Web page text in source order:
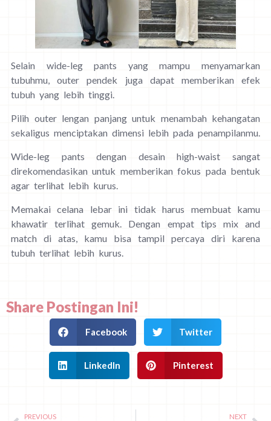
Selain wide-leg pants yang mampu menyamarkan
tubuhmu, outer pendek juga dapat memberikan efek
tubuh yang lebih tinggi.
Pilih outer lengan panjang untuk menambah kehangatan
sekaligus menciptakan dimensi lebih pada penampilanmu.
Wide-leg pants dengan desain high-waist sangat
direkomendasikan untuk memberikan fokus pada bentuk
agar terlihat lebih kurus.
Memakai celana lebar ini tidak harus membuat kamu
khawatir terlihat gemuk. Dengan empat tips mix and
match di atas, kamu bisa tampil percaya diri karena
tubuh terlihat lebih kurus.
Share Postingan Ini!
Facebook Twitter
LinkedIn Pinterest
PREVIOUS NEXT